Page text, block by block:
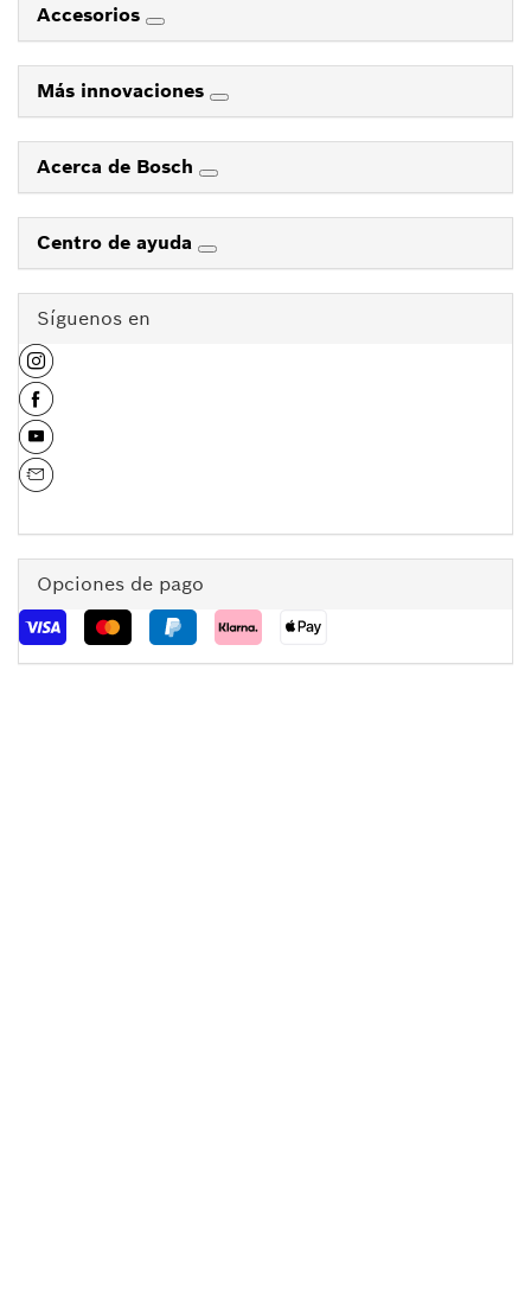
Accesorios
Más innovaciones
Acerca de Bosch
Centro de ayuda
Síguenos en
Opciones de pago